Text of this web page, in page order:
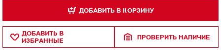
ДОБАВИТЬ В КОРЗИНУ
ДОБАВИТЬ В
ИЗБРАННЫЕ
ПРОВЕРИТЬ НАЛИЧИЕ